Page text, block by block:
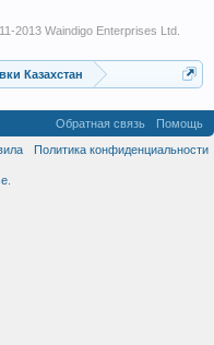
2013 Waindigo Enterprises Ltd.
Казахстан
Обратная связь
Помощь
Политика конфиденциальности